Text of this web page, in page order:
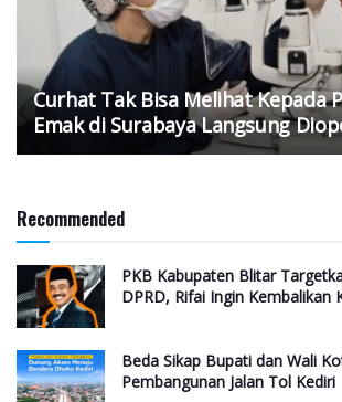
Curhat Tak Bisa Melihat Kepada
Emak di Surabaya Langsung
Recommended
PKB Kabupaten Blitar
DPRD, Rifai Ingin Kembalikan
Beda Sikap Bupati dan Wali
Pembangunan Jalan Tol Kediri